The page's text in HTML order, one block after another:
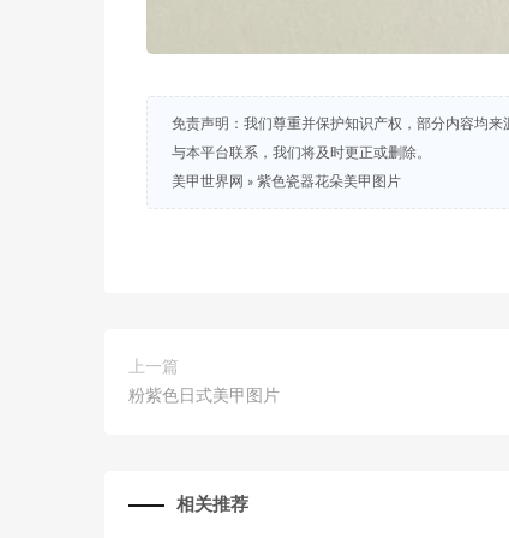
免责声明：我们尊重并保护知识产权，部分内容均
与本平台联系，我们将及时更正或删除。
美甲世界网 » 紫色瓷器花朵美甲图片
上一篇
粉紫色日式美甲图片
相关推荐